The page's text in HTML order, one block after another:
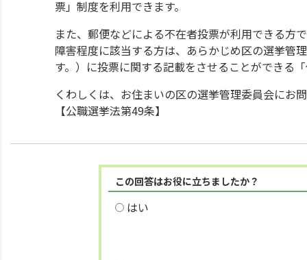
票」制度を利用できます。
また、郵便などによる不在者投票が利用できる方
障害程度に該当する方は、あらかじめ区の選挙管
す。）に投票に関する記載をさせることができる
くわしくは、お住まいの区の選挙管理委員会にお
【公職選挙法第49条】
この回答はお役に立ちましたか？
はい